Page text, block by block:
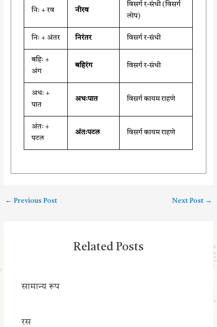
निः + रव नीरव
विसर्ग र-संधी (विसर्ग
लोप)
निः + अंतर निरंतर विसर्ग र-संधी
बहिः +
अंग
बहिरंग विसर्ग र-संधी
अधः +
पात
अधःपात विसर्ग कायम राहणे
अंतः +
पटल
अंतःपटल विसर्ग कायम राहणे
← Previous Post Next Post →
Related Posts
सामान्य रूप
रस